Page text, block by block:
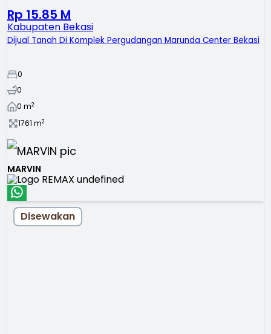
Rp 15.85 M
Kabupaten Bekasi
Dijual Tanah Di Komplek Pergudangan Marunda Center Bekasi
0
0
0 m2
1761 m2
MARVIN
Disewakan